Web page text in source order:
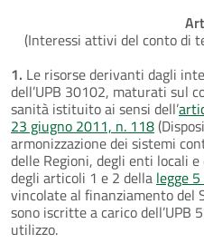
(Interessi attivi del conto di
1. Le risorse derivanti dagli
dell’UPB 30102, maturati sul
sanità istituito ai sensi dell’
23 giugno 2011, n. 118
armonizzazione dei sistemi
delle Regioni, degli enti locali
degli articoli 1 e 2 della legge
vincolate al finanziamento del
sono iscritte a carico dell’UPB
utilizzo.